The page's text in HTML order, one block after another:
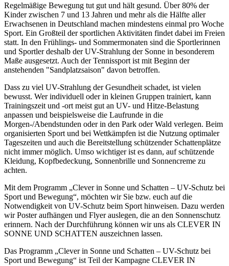
Regelmäßige Bewegung tut gut und hält gesund. Über 80% der
Kinder zwischen 7 und 13 Jahren und mehr als die Hälfte aller
Erwachsenen in Deutschland machen mindestens einmal pro Woche
Sport. Ein Großteil der sportlichen Aktivitäten findet dabei im Freien
statt. In den Frühlings- und Sommermonaten sind die Sportlerinnen
und Sportler deshalb der UV-Strahlung der Sonne in besonderem
Maße ausgesetzt. Auch der Tennissport ist mit Beginn der
anstehenden "Sandplatzsaison" davon betroffen.
Dass zu viel UV-Strahlung der Gesundheit schadet, ist vielen
bewusst. Wer individuell oder in kleinen Gruppen trainiert, kann
Trainingszeit und -ort meist gut an UV- und Hitze-Belastung
anpassen und beispielsweise die Laufrunde in die
Morgen-/Abendstunden oder in den Park oder Wald verlegen. Beim
organisierten Sport und bei Wettkämpfen ist die Nutzung optimaler
Tageszeiten und auch die Bereitstellung schützender Schattenplätze
nicht immer möglich. Umso wichtiger ist es dann, auf schützende
Kleidung, Kopfbedeckung, Sonnenbrille und Sonnencreme zu
achten.
Mit dem Programm „Clever in Sonne und Schatten – UV-Schutz bei
Sport und Bewegung“, möchten wir Sie bzw. euch auf die
Notwendigkeit von UV-Schutz beim Sport hinweisen. Dazu werden
wir Poster aufhängen und Flyer auslegen, die an den Sonnenschutz
erinnern. Nach der Durchführung können wir uns als CLEVER IN
SONNE UND SCHATTEN auszeichnen lassen.
Das Programm „Clever in Sonne und Schatten – UV-Schutz bei
Sport und Bewegung“ ist Teil der Kampagne CLEVER IN